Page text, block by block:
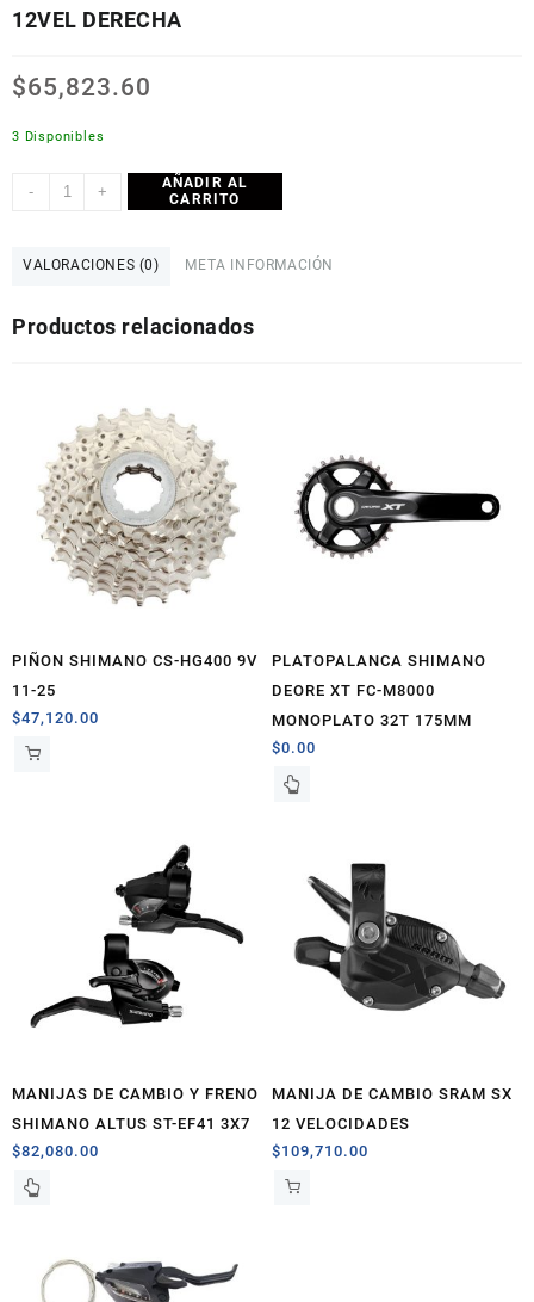
12VEL DERECHA
$65,823.60
3 Disponibles
-
MANIJA
SHIMANO
12VEL
+
AÑADIR AL
CARRITO
VALORACIONES (0) META INFORMACIÓN
Productos relacionados
PIÑON SHIMANO CS-HG400 9V
11-25
$47,120.00
PLATOPALANCA SHIMANO
DEORE XT FC-M8000
MONOPLATO 32T 175MM
$0.00
MANIJAS DE CAMBIO Y FRENO
SHIMANO ALTUS ST-EF41 3X7
$82,080.00
MANIJA DE CAMBIO SRAM SX
12 VELOCIDADES
$109,710.00